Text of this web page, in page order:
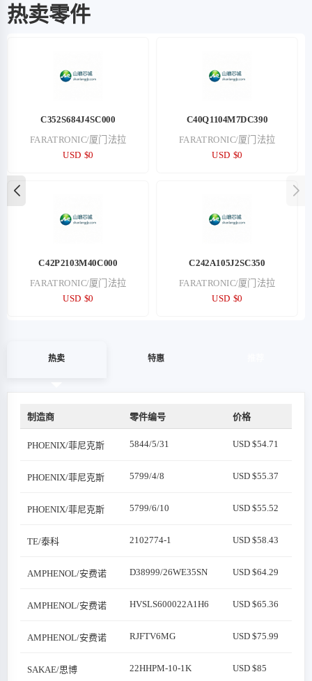
热卖零件
C352S684J4SC000
FARATRONIC/厦门法拉
USD $0
C40Q1104M7DC390
FARATRONIC/厦门法拉
USD $0
C42P2103M40C000
FARATRONIC/厦门法拉
USD $0
C242A105J2SC350
FARATRONIC/厦门法拉
USD $0
热卖 特惠
制造商 零件编号 价格
PHOENIX/菲尼克斯 5844/5/31 USD $54.71
PHOENIX/菲尼克斯 5799/4/8 USD $55.37
PHOENIX/菲尼克斯 5799/6/10 USD $55.52
TE/泰科 2102774-1 USD $58.43
AMPHENOL/安费诺 D38999/26WE35SN USD $64.29
AMPHENOL/安费诺 HVSLS600022A1H6 USD $65.36
AMPHENOL/安费诺 RJFTV6MG USD $75.99
SAKAE/思博 22HHPM-10-1K USD $85